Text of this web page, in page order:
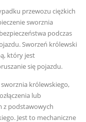
przewozu ciężkich
sworznia
podczas
Sworzeń królewski
który jest
się pojazdu.
królewskiego,
lub
z podstawowych
Jest to mechaniczne